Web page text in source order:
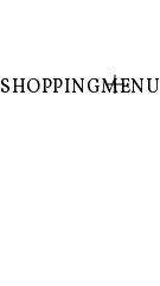
SHOPPINGMENU